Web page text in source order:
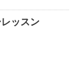
ッスン